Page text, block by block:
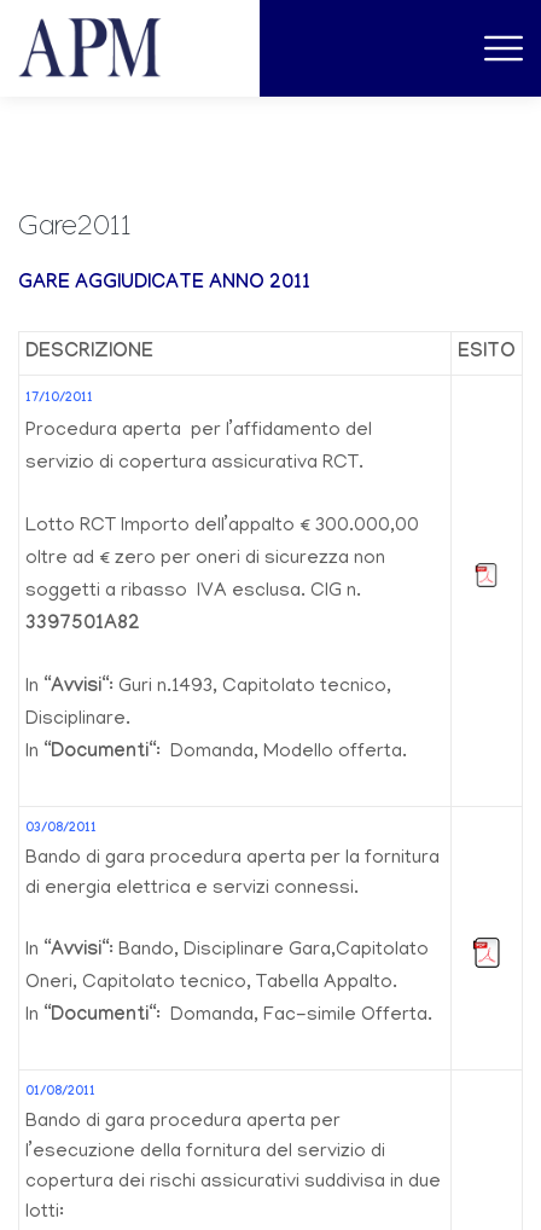
Gare2011
GARE AGGIUDICATE ANNO 2011
DESCRIZIONE ESITO
17/10/2011
Procedura aperta per l’affidamento del
servizio di copertura assicurativa RCT.
Lotto RCT Importo dell’appalto € 300.000,00
oltre ad € zero per oneri di sicurezza non
soggetti a ribasso IVA esclusa. CIG n.
3397501A82
In “Avvisi“: Guri n.1493, Capitolato tecnico,
Disciplinare.
In “Documenti“: Domanda, Modello offerta.
03/08/2011
Bando di gara procedura aperta per la fornitura
di energia elettrica e servizi connessi.
In “Avvisi“: Bando, Disciplinare Gara,Capitolato
Oneri, Capitolato tecnico, Tabella Appalto.
In “Documenti“: Domanda, Fac-simile Offerta.
01/08/2011
Bando di gara procedura aperta per
l’esecuzione della fornitura del servizio di
copertura dei rischi assicurativi suddivisa in due
lotti: